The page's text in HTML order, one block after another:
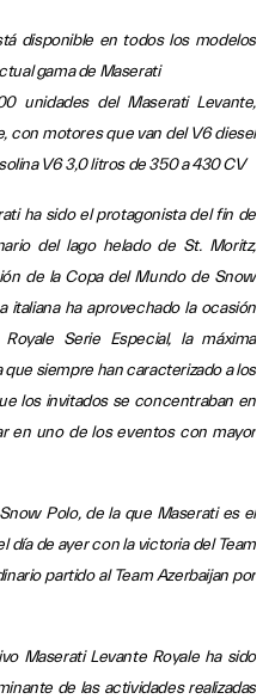
disponible en todos los modelos
gama de Maserati
unidades del Maserati Levante,
con motores que van del V6 diesel
V6 3,0 litros de 350 a 430 CV
ha sido el protagonista del fin de
del lago helado de St. Moritz,
de la Copa del Mundo de Snow
italiana ha aprovechado la ocasión
Serie Especial, la máxima
siempre han caracterizado a los
los invitados se concentraban en
en uno de los eventos con mayor
Polo, de la que Maserati es el
día de ayer con la victoria del Team
partido al Team Azerbaijan por
Maserati Levante Royale ha sido
de las actividades realizadas